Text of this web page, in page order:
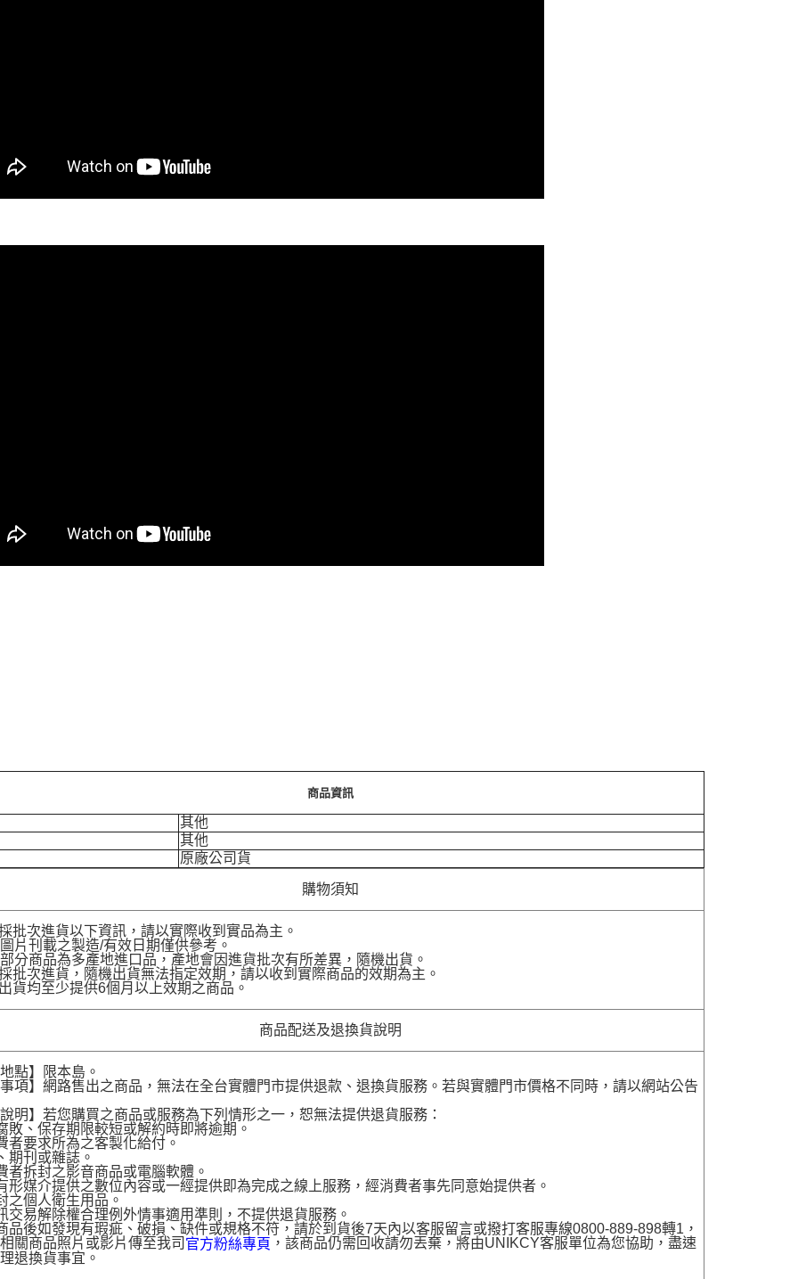
商品資訊
其他
其他
原廠公司貨
購物須知
批次進貨以下資訊，請以實際收到實品為主。
刊載之製造/有效日期僅供參考。
商品為多產地進口品，產地會因進貨批次有所差異，隨機出貨。
批次進貨，隨機出貨無法指定效期，請以收到實際商品的效期為主。
貨均至少提供6個月以上效期之商品。
商品配送及退換貨說明
點】限本島。
項】網路售出之商品，無法在全台實體門市提供退款、退換貨服務。若與實體門市價格不同時，請以網站公告
明】若您購買之商品或服務為下列情形之一，恕無法提供退貨服務：
敗、保存期限較短或解約時即將逾期。
者要求所為之客製化給付。
期刊或雜誌。
者拆封之影音商品或電腦軟體。
形媒介提供之數位內容或一經提供即為完成之線上服務，經消費者事先同意始提供者。
之個人衛生用品。
交易解除權合理例外情事適用準則，不提供退貨服務。
品後如發現有瑕疵、破損、缺件或規格不符，請於到貨後7天內以客服留言或撥打客服專線0800-889-898轉1，
關商品照片或影片傳至我司 官方粉絲專頁 ，該商品仍需回收請勿丟棄，將由UNIKCY客服單位為您協助，盡速
退換貨事宜。